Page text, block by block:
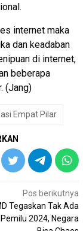
internet maka
dan keadaban
di internet,
beberapa
(Jang)
Empat Pilar
Pos berikutnya
Tegaskan Tak Ada
2024, Negara